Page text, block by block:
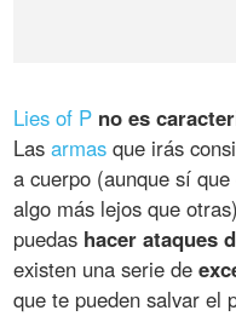
Lies of P no es
Lasarmas que irás
a cuerpo (aunque sí
algo más lejos que
puedas hacer ataques
existen una serie de
que te pueden salvar el